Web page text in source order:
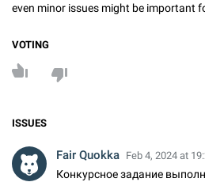
even minor issues might be important
VOTING
ISSUES
Fair Quokka Feb 4, 2024 at
Конкурсное задание